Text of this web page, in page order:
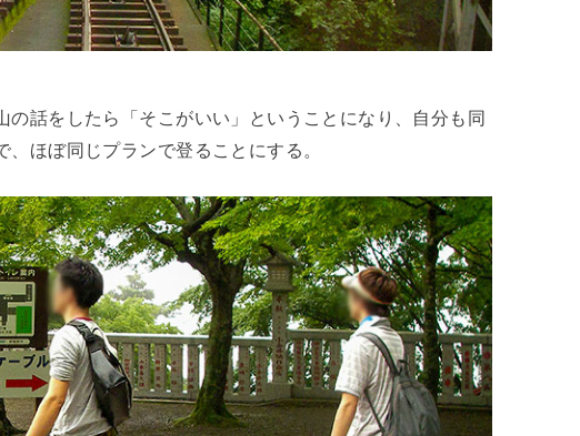
話をしたら「そこがいい」ということになり、自分も同
ほぼ同じプランで登ることにする。